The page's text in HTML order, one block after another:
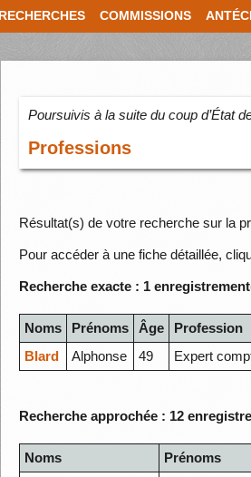
RECHERCHES COMMISSIONS
Poursuivis à la suite du coup d’État
Professions
Résultat(s) de votre recherche sur la
Pour accéder à une fiche détaillée,
Recherche exacte : 1
Noms Prénoms Âge Profession
Blard
Alphonse 49 Expert
Recherche approchée : 12
Noms Prénoms